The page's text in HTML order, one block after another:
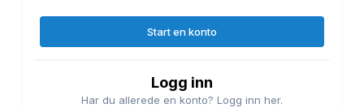
Start en konto
Logg inn
Har du allerede en konto? Logg inn her.